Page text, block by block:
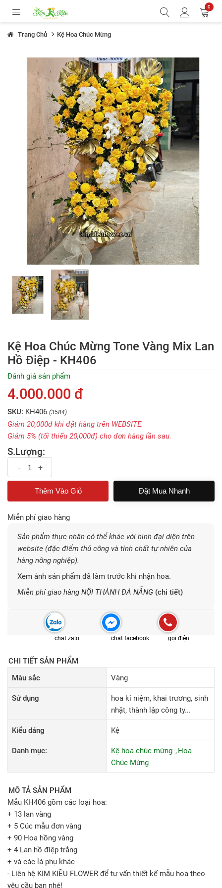
0
Trang Chủ Kệ Hoa Chúc Mừng
Kệ Hoa Chúc Mừng Tone Vàng Mix Lan
Hồ Điệp - KH406
Đánh giá sản phẩm
4.000.000 đ
SKU: KH406 (3584)
Giảm 20,000đ khi đặt hàng trên WEBSITE.
Giảm 5% (tối thiếu 20,000đ) cho đơn hàng lần sau.
S.Lượng:
- +
Đặt Mua Nhanh
Miễn phí giao hàng
Sản phẩm thực nhận có thể khác với hình đại diện trên
website (đặc điểm thủ công và tính chất tự nhiên của
hàng nông nghiệp).
Xem ảnh sản phẩm đã làm trước khi nhận hoa.
Miễn phí giao hàng NỘI THÀNH ĐÀ NẴNG (chi tiết)
chat zalo chat facebook gọi điện
CHI TIẾT SẢN PHẨM
Màu sắc
Vàng
Sử dụng
hoa kỉ niệm, khai trương, sinh
nhật, thành lập công ty...
Kiểu dáng Kệ
Danh mục: Kệ hoa chúc mừng
Hoa
Chúc Mừng
MÔ TẢ SẢN PHẨM
Mẫu KH406 gồm các loại hoa:
+ 13 lan vàng
+ 5 Cúc mẫu đơn vàng
+ 90 Hoa hồng vàng
+ 4 Lan hồ điệp trắng
+ và các lá phụ khác
- Liên hệ KIM KIỀU FLOWER để tư vấn thiết kế mẫu hoa theo
yêu cầu bạn nhé!